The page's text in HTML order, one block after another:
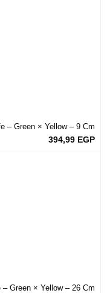
394,99 EGP